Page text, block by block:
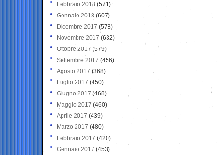
Febbraio 2018 (571)
Gennaio 2018 (607)
Dicembre 2017 (578)
Novembre 2017 (632)
Ottobre 2017 (579)
Settembre 2017 (456)
Agosto 2017 (368)
Luglio 2017 (450)
Giugno 2017 (468)
Maggio 2017 (460)
Aprile 2017 (439)
Marzo 2017 (480)
Febbraio 2017 (420)
Gennaio 2017 (453)